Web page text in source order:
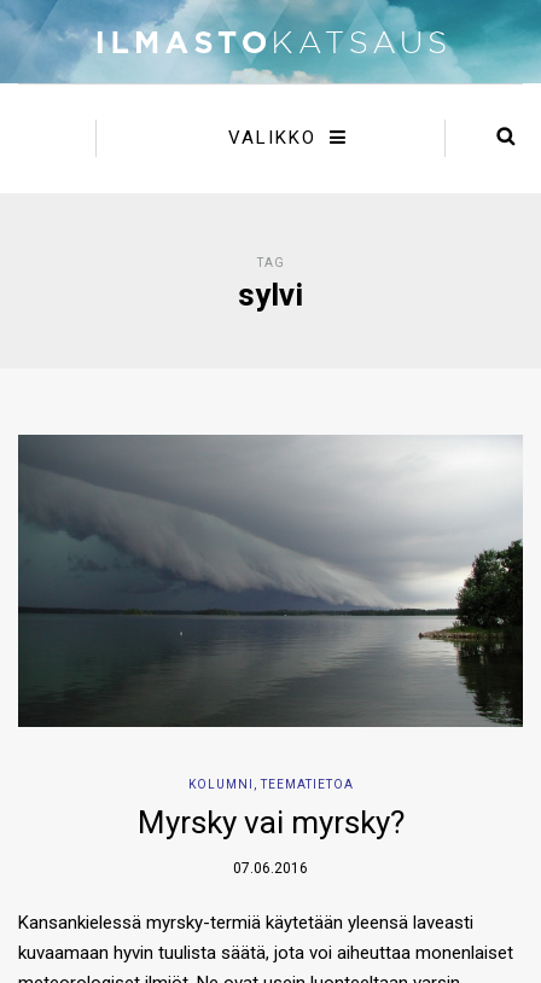
VALIKKO
TAG
sylvi
KOLUMNI ,TEEMATIETOA
Myrsky vai myrsky?
07.06.2016
Kansankielessä myrsky-termiä käytetään yleensä laveasti
kuvaamaan hyvin tuulista säätä, jota voi aiheuttaa monenlaiset